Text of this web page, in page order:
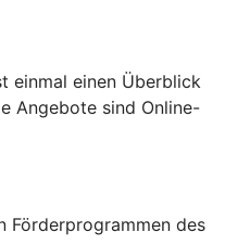
einmal einen Überblick
Angebote sind Online-
Förderprogrammen des